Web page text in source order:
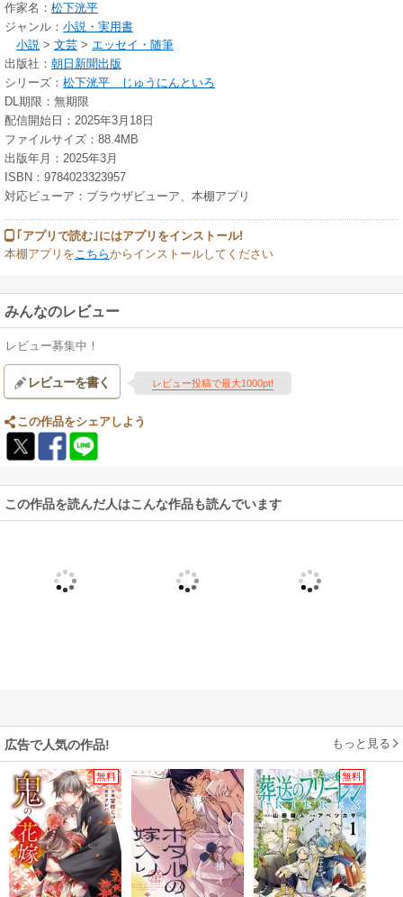
作家名： 松下洸平
ジャンル： 小説・実用書
小説 > 文芸 > エッセイ・随筆
出版社： 朝日新聞出版
シリーズ： 松下洸平 じゅうにんといろ
DL期限：無期限
配信開始日：2025年3月18日
ファイルサイズ：88.4MB
出版年月：2025年3月
ISBN：9784023323957
対応ビューア：ブラウザビューア、本棚アプリ
｢アプリで読む｣にはアプリをインストール!
本棚アプリをこちらからインストールしてください
みんなのレビュー
レビュー募集中！
レビューを書く レビュー投稿で最大1000pt!
この作品をシェアしよう
この作品を読んだ人はこんな作品も読んでいます
広告で人気の作品! もっと見る
無料 無料